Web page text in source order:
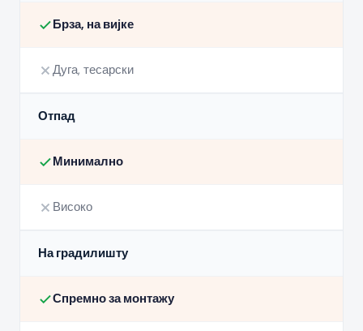
Брза, на вијке
Дуга, тесарски
Отпад
Минимално
Високо
На градилишту
Спремно за монтажу